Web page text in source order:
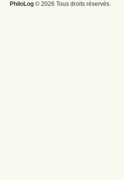
PhiloLog © 2026 Tous droits réservés.